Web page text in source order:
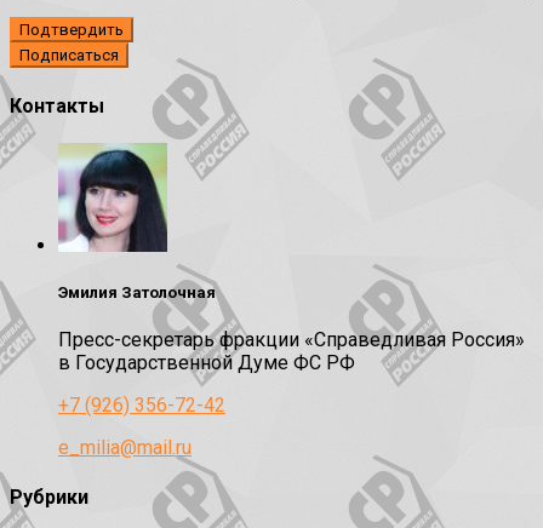
Подтвердить
Контакты
Эмилия Затолочная
Пресс-секретарь фракции «Справедливая Россия»
в Государственной Думе ФС РФ
+7 (926) 356-72-42
e_milia@mail.ru
Рубрики